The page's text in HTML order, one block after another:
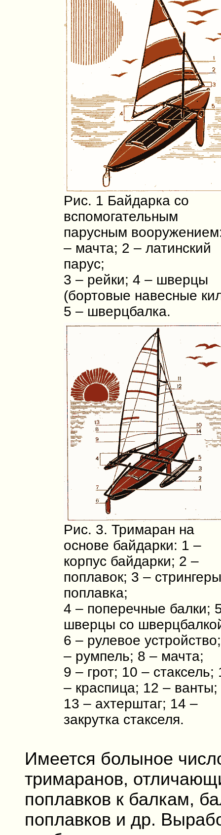
Рис. 1 Байдарка со
вспомогательным
парусным
– мачта; 2 – латинский
парус;
3 – рейки; 4 – шверцы
(бортовые навесные
5 – шверцбалка.
Рис. 3. Тримаран на
основе байдарки: 1 –
корпус байдарки; 2 –
поплавок; 3 – стрингеры
поплавка;
4 – поперечные балки;
шверцы со
6 – рулевое
– румпель; 8 – мачта;
9 – грот; 10 – стаксель;
– краспица; 12 – ванты;
13 – ахтерштаг; 14 –
закрутка стакселя.
Имеется болыное
тримаранов,
поплавков к балкам,
поплавков и др.